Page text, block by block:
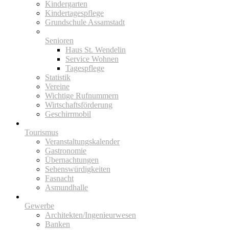
Kindergarten
Kindertagespflege
Grundschule Assamstadt
Senioren
Haus St. Wendelin
Service Wohnen
Tagespflege
Statistik
Vereine
Wichtige Rufnummern
Wirtschaftsförderung
Geschirrmobil
Tourismus
Veranstaltungskalender
Gastronomie
Übernachtungen
Sehenswürdigkeiten
Fasnacht
Asmundhalle
Gewerbe
Architekten/Ingenieurwesen
Banken